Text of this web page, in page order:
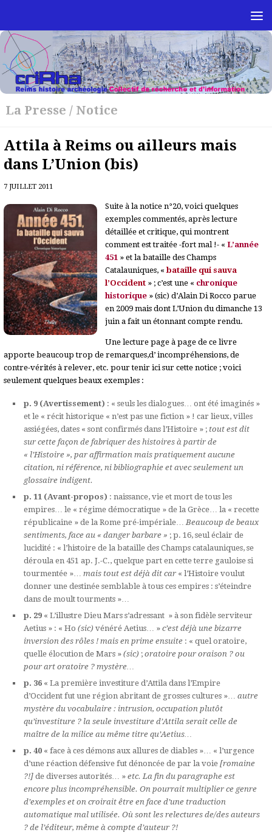
La Presse / Notice
Attila à Reims ou ailleurs mais
dans L’Union (bis)
7 JUILLET 2011
Suite à la notice n°20, voici quelques
exemples commentés, après lecture
détaillée et critique, qui montrent
comment est traitée -fort mal !- «L’année
451 » et la bataille des Champs
Catalauniques, «bataille qui sauva
l’Occident » ; c’est une « chronique
historique » (sic) d’Alain Di Rocco parue
en 2009 mais dont L’Union du dimanche 13
juin a fait un étonnant compte rendu.
Une lecture page à page de ce livre
apporte beaucoup trop de remarques,d’ incompréhensions, de
contre-vérités à relever, etc. pour tenir ici sur cette notice ; voici
seulement quelques beaux exemples :
p. 9 (Avertissement) : « seuls les dialogues… ont été imaginés »
et le « récit historique « n’est pas une fiction » ! car lieux, villes
assiégées, dates « sont confirmés dans l’Histoire » ; tout est dit
sur cette façon de fabriquer des histoires à partir de
« l’Histoire », par affirmation mais pratiquement aucune
citation, ni référence, ni bibliographie et avec seulement un
glossaire indigent.
p. 11 (Avant-propos) : naissance, vie et mort de tous les
empires… le « régime démocratique » de la Grèce… la « recette
républicaine » de la Rome pré-impériale… Beaucoup de beaux
sentiments, face au « danger barbare » ; p. 16, seul éclair de
lucidité : « l’histoire de la bataille des Champs catalauniques, se
déroula en 451 ap. J.-C., quelque part en cette terre gauloise si
tourmentée »…mais tout est déjà dit car « l’Histoire voulut
donner une destinée semblable à tous ces empires : s’éteindre
dans de moult tourments »…
p. 29 « L’illustre Dieu Mars s’adressant » à son fidèle serviteur
Aetius » : « Ho(sic) vénéré Aetius… »c’est déjà une bizarre
inversion des rôles ! mais en prime ensuite : « quel oratoire,
quelle élocution de Mars »(sic) ;oratoire pour oraison ? ou
pour art oratoire ? mystère…
p. 36 « La première investiture d’Attila dans l’Empire
d’Occident fut une région abritant de grosses cultures »…autre
mystère du vocabulaire : intrusion, occupation plutôt
qu’investiture ? la seule investiture d’Attila serait celle de
maître de la milice au même titre qu’Aetius…
p. 40 « face à ces démons aux allures de diables »… « l’urgence
d’une réaction défensive fut dénoncée de par la voie [romaine
?!] de diverses autorités… »etc. La fin du paragraphe est
encore plus incompréhensible. On pourrait multiplier ce genre
d’exemples et on croirait être en face d’une traduction
automatique mal utilisée. Où sont les relectures de/des auteurs
? de l’éditeur, même à compte d’auteur ?!